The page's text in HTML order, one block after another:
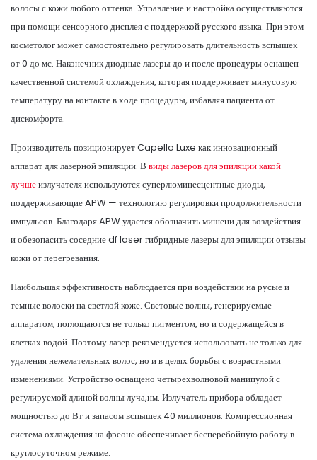
волосы с кожи любого оттенка. Управление и настройка осуществляются
при помощи сенсорного дисплея с поддержкой русского языка. При этом
косметолог может самостоятельно регулировать длительность вспышек
от 0 до мс. Наконечник диодные лазеры до и после процедуры оснащен
качественной системой охлаждения, которая поддерживает минусовую
температуру на контакте в ходе процедуры, избавляя пациента от
дискомфорта.
Производитель позиционирует Capello Luxe как инновационный
аппарат для лазерной эпиляции. В виды лазеров для эпиляции какой
лучшеизлучателя используются суперлюминесцентные диоды,
поддерживающие APW — технологию регулировки продолжительности
импульсов. Благодаря APW удается обозначить мишени для воздействия
и обезопасить соседние df laser гибридные лазеры для эпиляции отзывы
кожи от перегревания.
Наибольшая эффективность наблюдается при воздействии на русые и
темные волоски на светлой коже. Световые волны, генерируемые
аппаратом, поглощаются не только пигментом, но и содержащейся в
клетках водой. Поэтому лазер рекомендуется использовать не только для
удаления нежелательных волос, но и в целях борьбы с возрастными
изменениями. Устройство оснащено четырехволновой манипулой с
регулируемой длиной волны луча,нм. Излучатель прибора обладает
мощностью до Вт и запасом вспышек 40 миллионов. Компрессионная
система охлаждения на фреоне обеспечивает бесперебойную работу в
круглосуточном режиме.